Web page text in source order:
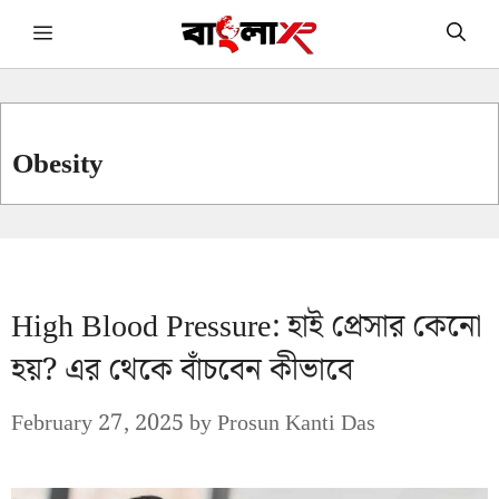
Skip Menu
Obesity
High Blood Pressure: হাই প্রেসার কেনো
হয়? এর থেকে বাঁচবেন কীভাবে
February 27, 2025byProsun Kanti Das